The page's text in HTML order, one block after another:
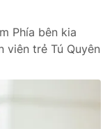
Phía bên kia
viên trẻ Tú Quyên